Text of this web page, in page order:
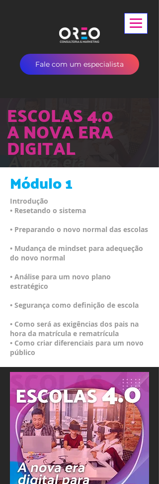
Fale com um especialista
ESCOLAS4.0
A NOVA ERA
DIGITAL
Módulo 1
Introdução
• Resetando o sistema
• Preparando o novo normal das escolas
• Mudança de mindset para adequeção
do novo normal
• Análise para um novo plano
estratégico
• Segurança como definição de escola
• Como será as exigências dos pais na
hora da matrícula e rematrícula
• Como criar diferenciais para um novo
público